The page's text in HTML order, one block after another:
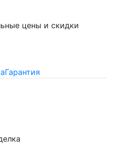
цены и скидки
Гарантия